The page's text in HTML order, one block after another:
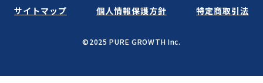
©2025 PURE GROWTH Inc.
サイトマップ 個人情報保護方針 特定商取引法